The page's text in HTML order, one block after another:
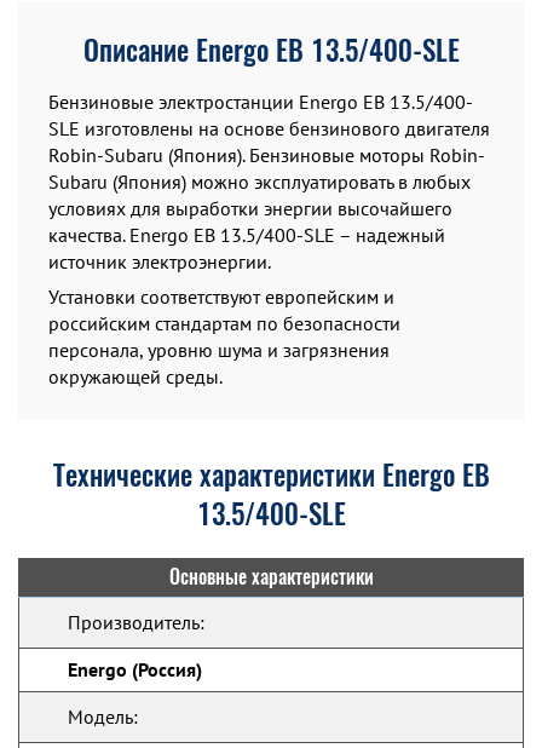
Описание Energo EB 13.5/400-SLE
Бензиновые электростанции Energo EB 13.5/400-
SLE изготовлены на основе бензинового двигателя
Robin-Subaru (Япония). Бензиновые моторы Robin-
Subaru (Япония) можно эксплуатировать в любых
условиях для выработки энергии высочайшего
качества. Energo EB 13.5/400-SLE – надежный
источник электроэнергии.
Установки соответствуют европейским и
российским стандартам по безопасности
персонала, уровню шума и загрязнения
окружающей среды.
Технические характеристики Energo EB
13.5/400-SLE
Основные характеристики
Производитель:
Energo (Россия)
Модель: